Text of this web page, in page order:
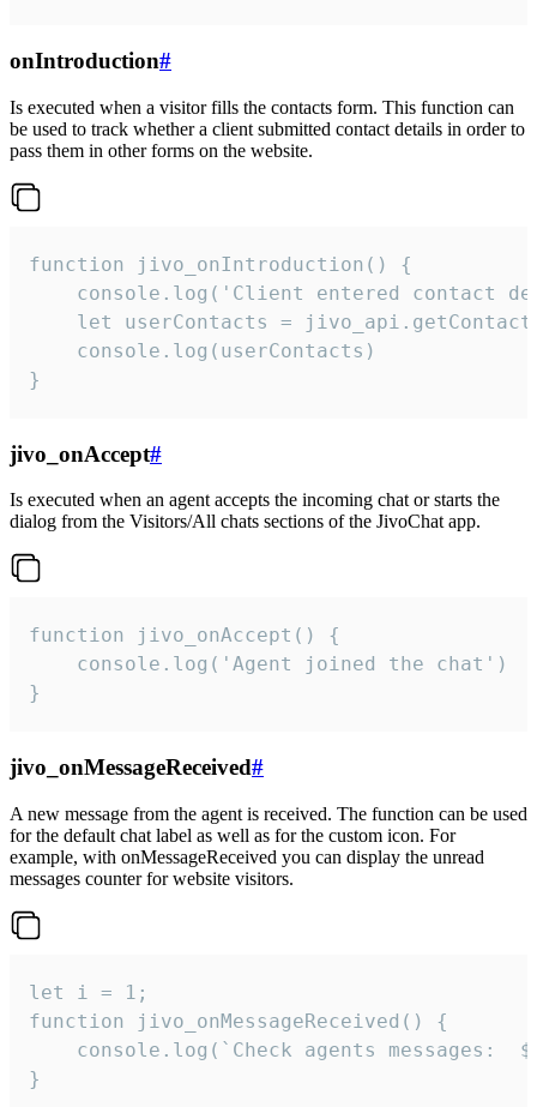
onIntroduction#
Is executed when a visitor fills the contacts form. This function can
be used to track whether a client submitted contact details in order to
pass them in other forms on the website.
function jivo_onIntroduction() {
console.log('Client entered contact
let userContacts =
    console.log(userContacts)
}
jivo_onAccept#
Is executed when an agent accepts the incoming chat or starts the
dialog from the Visitors/All chats sections of the JivoChat app.
function jivo_onAccept() {
}
jivo_onMessageReceived#
A new message from the agent is received. The function can be used
for the default chat label as well as for the custom icon. For
example, with onMessageReceived you can display the unread
messages counter for website visitors.
let i = 1;
function jivo_onMessageReceived() {
}